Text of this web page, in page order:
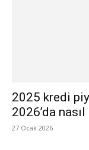
2025 kredi
2026’da
27 Ocak 2026